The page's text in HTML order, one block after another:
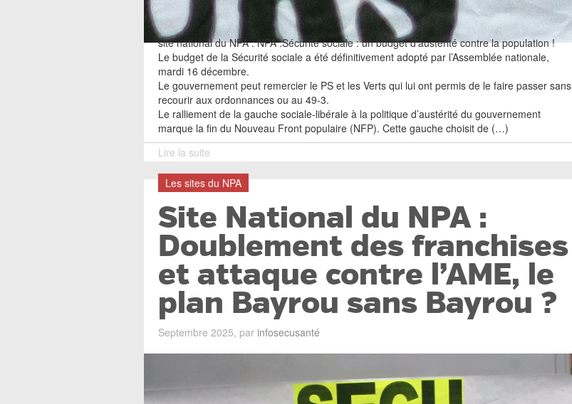
site national du NPA : NPA :Sécurité sociale : un budget d’austérité contre la population !
Le budget de la Sécurité sociale a été définitivement adopté par l’Assemblée nationale,
mardi 16 décembre.
Le gouvernement peut remercier le PS et les Verts qui lui ont permis de le faire passer sans
recourir aux ordonnances ou au 49-3.
Le ralliement de la gauche sociale-libérale à la politique d’austérité du gouvernement
marque la fin du Nouveau Front populaire (NFP). Cette gauche choisit de (…)
Lire la suite
Les sites du NPA
Site National du NPA :
Doublement des franchises
et attaque contre l’AME, le
plan Bayrou sans Bayrou ?
Septembre 2025, par infosecusanté